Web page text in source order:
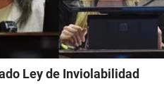
Ley de Inviolabilidad